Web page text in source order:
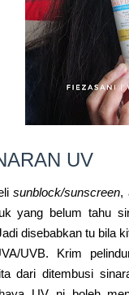
UV
sunblock/sunscreen,
yang belum tahu
disebabkan tu bila
UVB. Krim
dari ditembusi